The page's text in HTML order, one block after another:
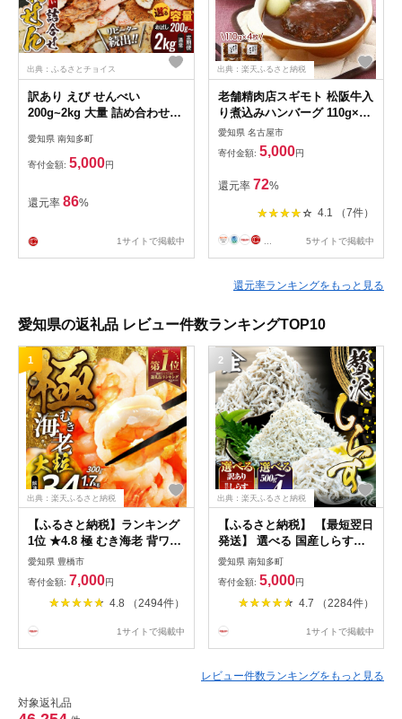
出典：ふるさとチョイス
訳あり えび せんべい
200g~2kg 大量 詰め合わせ
知県 南知多町 海老 えびせん
べい 割れせん 煎餅 人気 えび
べい エビ煎餅 えび煎餅 エビ
せんべい 魚介 海鮮 お菓子 海
人気お菓子 おすすめお菓子
美味しいおかし スイーツ ギ
愛知県 南知多町
寄付金額: 5,000円
還元率 86%
1サイトで掲載中
出典：楽天ふるさと納税
老舗精肉店スギモト 松阪牛入
り煮込みハンバーグ 110g×4
枚
愛知県 名古屋市
寄付金額: 5,000円
還元率 72%
4.1 （7件）
... 5サイトで掲載中
還元率ランキングをもっと見る
愛知県の返礼品 レビュー件数ランキングTOP10
1
出典：楽天ふるさと納税
【ふるさと納税】ランキング
1位 ★4.8 極 むき海老 背ワタ
無 ~3.4kg 訳あり ランキング
1位 大粒 背ワタ処理済 極む
き海老 むきえび 定期便 海鮮
えび 簡易包装 訳あり 先行予
定 年内発送 冷凍 定期 不揃い
愛知県 豊橋市
寄付金額: 7,000円
4.8 （2494件）
1サイトで掲載中
2
出典：楽天ふるさと納税
【ふるさと納税】 【最短翌日
発送】 選べる 国産しらす
500g - 4kg 訳あり 贈答 ギフ
ト 生しらす しらす干し 減塩
極み 山庄 ちりめん 規格外 し
らす 魚 海鮮 魚介類 魚貝 規
ンキング 5000円 美味しい 夕
愛知県
愛知県 南知多町
寄付金額: 5,000円
4.7 （2284件）
1サイトで掲載中
レビュー件数ランキングをもっと見る
対象返礼品